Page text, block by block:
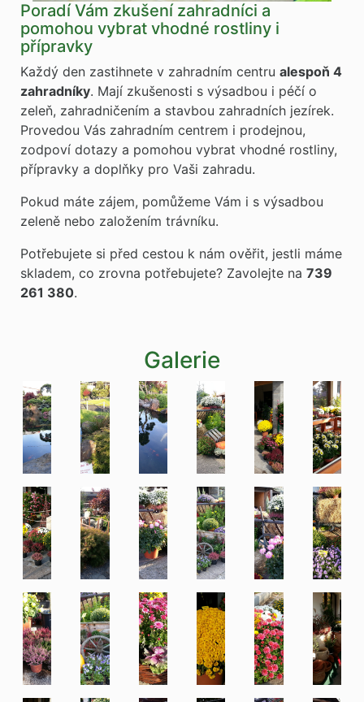
Poradí Vám zkušení zahradníci a
pomohou vybrat vhodné rostliny i
přípravky
Každý den zastihnete v zahradním centru alespoň 4
zahradníky. Mají zkušenosti s výsadbou i péčí o
zeleň, zahradničením a stavbou zahradních jezírek.
Provedou Vás zahradním centrem i prodejnou,
zodpoví dotazy a pomohou vybrat vhodné rostliny,
přípravky a doplňky pro Vaši zahradu.
Pokud máte zájem, pomůžeme Vám i s výsadbou
zeleně nebo založením trávníku.
Potřebujete si před cestou k nám ověřit, jestli máme
skladem, co zrovna potřebujete? Zavolejte na 739
261 380.
Galerie